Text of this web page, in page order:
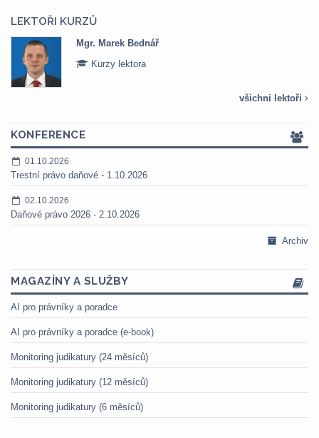
LEKTOŘI KURZŮ
Mgr. Marek Bednář
Kurzy lektora
všichni lektoři
KONFERENCE
01.10.2026
Trestní právo daňové - 1.10.2026
02.10.2026
Daňové právo 2026 - 2.10.2026
Archiv
MAGAZÍNY A SLUŽBY
AI pro právníky a poradce
AI pro právníky a poradce (e-book)
Monitoring judikatury (24 měsíců)
Monitoring judikatury (12 měsíců)
Monitoring judikatury (6 měsíců)